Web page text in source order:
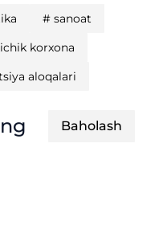
# sanoat
korxona
aloqalari
Baholash